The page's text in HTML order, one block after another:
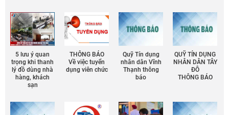
5 lưu ý quan
trọng khi thanh
lý đồ dùng nhà
hàng, khách
sạn
THÔNG BÁO
Về việc tuyển
dụng viên chức
Quỹ Tín dụng
nhân dân Vĩnh
Thạnh thông
báo
QUỸ TÍN DỤNG
NHÂN DÂN TÂY
ĐÔ
THÔNG BÁO